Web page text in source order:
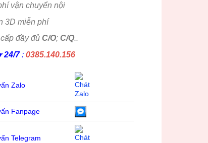
vận chuyển nội
3D miễn phí
đầy đủ C/O; C/Q..
24/7: 0385.140.156
Zalo
Fanpage
Telegram